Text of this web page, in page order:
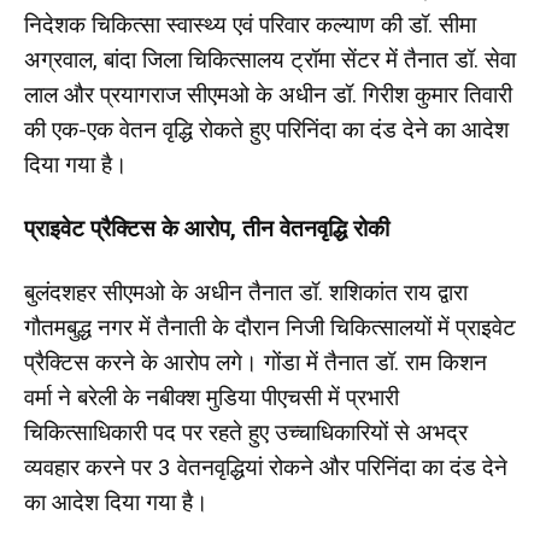
निदेशक चिकित्सा स्वास्थ्य एवं परिवार कल्याण की डॉ. सीमा
अग्रवाल, बांदा जिला चिकित्सालय ट्रॉमा सेंटर में तैनात डॉ. सेवा
लाल और प्रयागराज सीएमओ के अधीन डॉ. गिरीश कुमार तिवारी
की एक-एक वेतन वृद्धि रोकते हुए परिनिंदा का दंड देने का आदेश
दिया गया है।
प्राइवेट प्रैक्टिस के आरोप, तीन वेतनवृद्धि रोकी
बुलंदशहर सीएमओ के अधीन तैनात डॉ. शशिकांत राय द्वारा
गौतमबुद्ध नगर में तैनाती के दौरान निजी चिकित्सालयों में प्राइवेट
प्रैक्टिस करने के आरोप लगे। गोंडा में तैनात डॉ. राम किशन
वर्मा ने बरेली के नबीक्श मुडिया पीएचसी में प्रभारी
चिकित्साधिकारी पद पर रहते हुए उच्चाधिकारियों से अभद्र
व्यवहार करने पर 3 वेतनवृद्धियां रोकने और परिनिंदा का दंड देने
का आदेश दिया गया है।